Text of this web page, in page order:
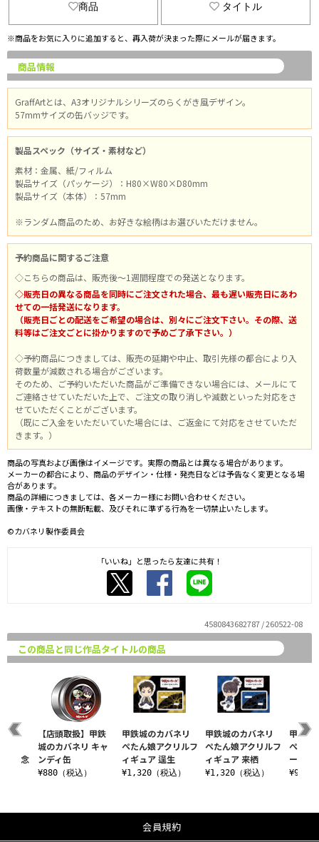
商品 タイトル
※商品をお気に入りに追加すると、再入荷が決まった際にメールが届きます。
商品情報
GraffArtとは、A3オリジナルシリーズのらくがき風デザイン。
57mmサイズの缶バッジです。
製品スペック（サイズ・素材など）
素材：金属、紙/フィルム
製品サイズ（パッケージ）：H80×W80×D80mm
製品サイズ（本体）：57mm
※ランダム商品のため、お好きな絵柄はお選びいただけません。
予約商品に関するご注意
◇こちらの商品は、販売後～1週間程度での発送となります。
◇販売日の異なる商品を同時にご注文された場合、最も遅い販売日にあわ
せての一括発送になります。
（販売日ごとの配送をご希望の場合は、別々にご注文下さい。その際、送
料等はご注文ごとに掛かりますので予めご了承下さい。）
◇予約商品につきましては、販売の延期や中止、取引先様の都合により入
荷数量が減数される場合がございます。
そのため、ご予約いただいた商品がご準備できない場合には、メールにて
ご連絡させていただいた上で、ご注文の取り消しや減数といった対応をさ
せていただくことがございます。
（既にご入金をいただいていた場合には、ご返金にて対応をさせていただ
きます。）
商品の写真および画像はイメージです。実際の商品とは異なる場合があります。
メーカーの都合により、商品のデザイン・仕様・発売日などは予告なく変更となる場
合があります。
商品の詳細につきましては、各メーカー様にお問い合わせください。
画像・テキストの無断転載、及びそれに準ずる行為を一切禁止いたします。
©カバネリ製作委員会
「いいね」と思ったら友達に共有！
4580843682787 / 260522-08
この商品と同じ作品タイトルの商品
甲鉄城のカバネリ
ぺたん娘アクリルフ
ィギュア 逞生
¥1,320（税込）
甲鉄城のカバネリ
ぺたん娘アクリルフ
ィギュア 来栖
¥1,320（税込）
甲鉄城
ぺたん
ーホル
¥990
ネリ
記念
【店頭取扱】甲鉄
城のカバネリ キャ
ンディ缶
¥880（税込）
会員規約